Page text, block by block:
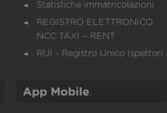
Statistiche immatricolazioni
REGISTRO ELETTRONICO
NCC TAXI – RENT
RUI - Registro Unico Ispettori
App Mobile